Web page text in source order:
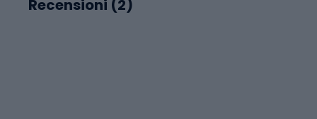
Recensioni (2)